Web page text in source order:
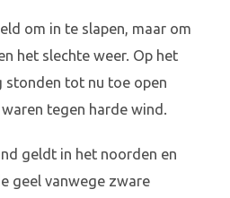
om in te slapen, maar om
het slechte weer. Op het
stonden tot nu toe open
tegen harde wind.
geldt in het noorden en
geel vanwege zware